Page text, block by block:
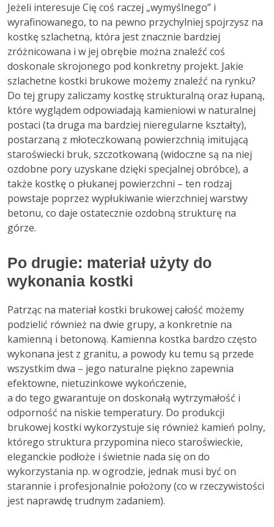
Jeżeli interesuje Cię coś raczej „wymyślnego” i
wyrafinowanego, to na pewno przychylniej spojrzysz na
kostkę szlachetną, która jest znacznie bardziej
zróżnicowana i w jej obrębie można znaleźć coś
doskonale skrojonego pod konkretny projekt. Jakie
szlachetne kostki brukowe możemy znaleźć na rynku?
Do tej grupy zaliczamy kostkę strukturalną oraz łupaną,
które wyglądem odpowiadają kamieniowi w naturalnej
postaci (ta druga ma bardziej nieregularne kształty),
postarzaną z młoteczkowaną powierzchnią imitującą
staroświecki bruk, szczotkowaną (widoczne są na niej
ozdobne pory uzyskane dzięki specjalnej obróbce), a
także kostkę o płukanej powierzchni – ten rodzaj
powstaje poprzez wypłukiwanie wierzchniej warstwy
betonu, co daje ostatecznie ozdobną strukturę na
górze.
Po drugie: materiał użyty do
wykonania kostki
Patrząc na materiał kostki brukowej całość możemy
podzielić również na dwie grupy, a konkretnie na
kamienną i betonową. Kamienna kostka bardzo często
wykonana jest z granitu, a powody ku temu są przede
wszystkim dwa – jego naturalne piękno zapewnia
efektowne, nietuzinkowe wykończenie,
a do tego gwarantuje on doskonałą wytrzymałość i
odporność na niskie temperatury. Do produkcji
brukowej kostki wykorzystuje się również kamień polny,
którego struktura przypomina nieco staroświeckie,
eleganckie podłoże i świetnie nada się on do
wykorzystania np. w ogrodzie, jednak musi być on
starannie i profesjonalnie położony (co w rzeczywistości
jest naprawdę trudnym zadaniem).